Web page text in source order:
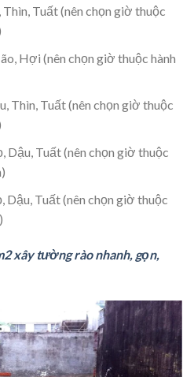
Tuất (nên chọn giờ thuộc
Hợi (nên chọn giờ thuộc hành
Thìn, Tuất (nên chọn giờ thuộc
Dậu, Tuất (nên chọn giờ thuộc
Tuất (nên chọn giờ thuộc
xây tường rào nhanh, gọn,